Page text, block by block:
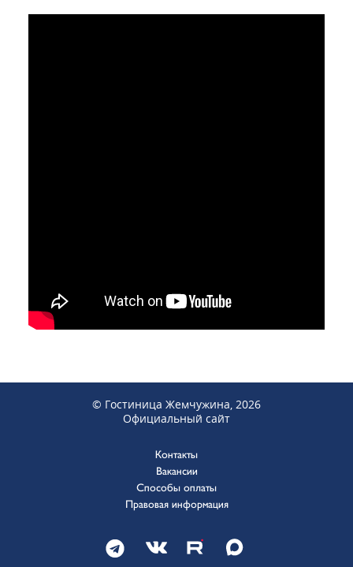
© Гостиница Жемчужина, 2026
Официальный сайт
Контакты
Вакансии
Способы оплаты
Правовая информация